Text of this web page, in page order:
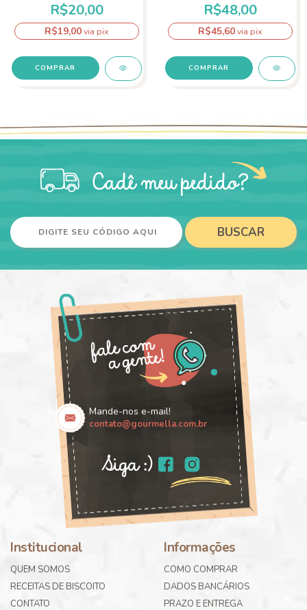
R$20,00
R$19,00via pix
R$48,00
R$45,60via pix
BUSCAR
Mande-nos e-mail!
contato@gourmella.com.br
Institucional
QUEM SOMOS
RECEITAS DE BISCOITO
CONTATO
Informações
COMO COMPRAR
DADOS BANCÁRIOS
PRAZO E ENTREGA